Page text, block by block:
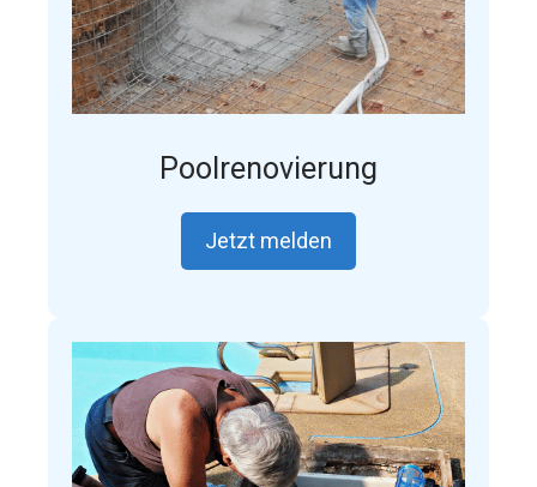
Poolrenovierung
Jetzt melden